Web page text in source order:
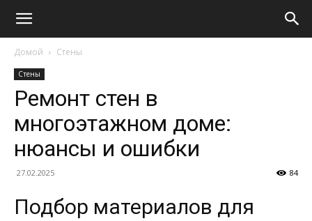
Домой Стены
Стены
Ремонт стен в
многоэтажном доме:
нюансы и ошибки
27.02.2025 84
Подбор материалов для